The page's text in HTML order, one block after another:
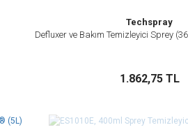
Techspray
Defluxer ve Bakım Temizleyici Sprey
1.862,75 TL
İncele
Sepete Ekle